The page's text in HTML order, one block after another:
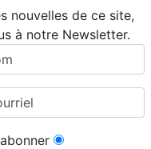
nouvelles de ce site,
à notre Newsletter.